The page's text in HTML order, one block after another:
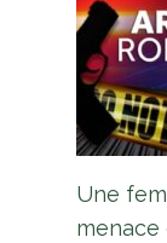
Une
menace